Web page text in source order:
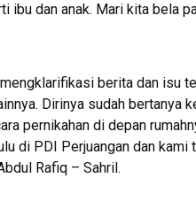
ibu dan anak. Mari kita bela
berita dan isu
Dirinya sudah bertanya
pernikahan di depan
di PDI Perjuangan dan kami
Rafiq – Sahril.